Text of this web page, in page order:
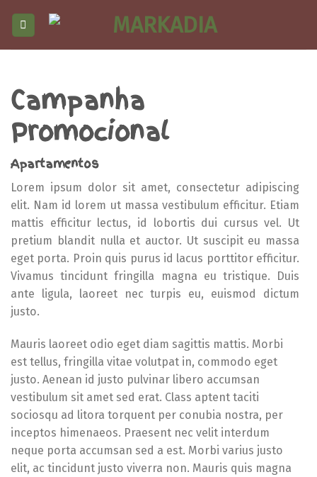
Campanha
Promocional
Apartamentos
Lorem ipsum dolor sit amet, consectetur adipiscing
elit. Nam id lorem ut massa vestibulum efficitur. Etiam
mattis efficitur lectus, id lobortis dui cursus vel. Ut
pretium blandit nulla et auctor. Ut suscipit eu massa
eget porta. Proin quis purus id lacus porttitor efficitur.
Vivamus tincidunt fringilla magna eu tristique. Duis
ante ligula, laoreet nec turpis eu, euismod dictum
justo.
Mauris laoreet odio eget diam sagittis mattis. Morbi
est tellus, fringilla vitae volutpat in, commodo eget
justo. Aenean id justo pulvinar libero accumsan
vestibulum sit amet sed erat. Class aptent taciti
sociosqu ad litora torquent per conubia nostra, per
inceptos himenaeos. Praesent nec velit interdum
neque porta accumsan sed a est. Morbi varius justo
elit, ac tincidunt justo viverra non. Mauris quis magna